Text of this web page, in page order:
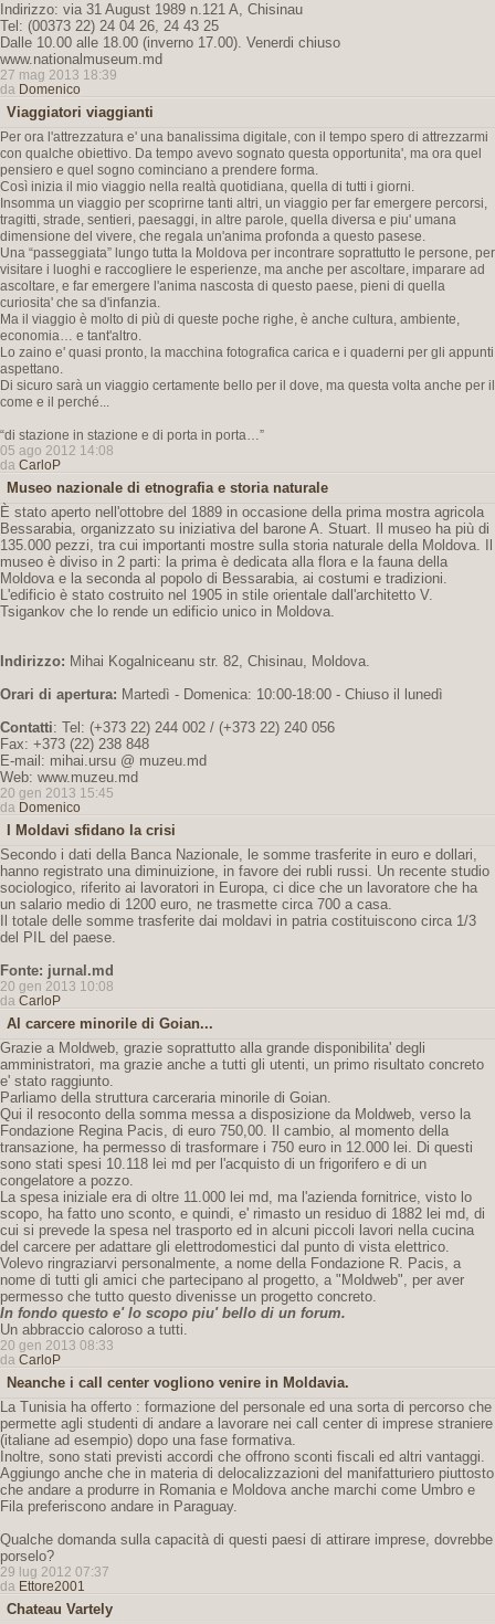
Indirizzo: via 31 August 1989 n.121 A, Chisinau
Tel: (00373 22) 24 04 26, 24 43 25
Dalle 10.00 alle 18.00 (inverno 17.00). Venerdi chiuso
www.nationalmuseum.md
27 mag 2013 18:39
da Domenico
Viaggiatori viaggianti
Per ora l'attrezzatura e' una banalissima digitale, con il tempo spero di attrezzarmi
con qualche obiettivo. Da tempo avevo sognato questa opportunita', ma ora quel
pensiero e quel sogno cominciano a prendere forma.
Così inizia il mio viaggio nella realtà quotidiana, quella di tutti i giorni.
Insomma un viaggio per scoprirne tanti altri, un viaggio per far emergere percorsi,
tragitti, strade, sentieri, paesaggi, in altre parole, quella diversa e piu' umana
dimensione del vivere, che regala un'anima profonda a questo pasese.
Una “passeggiata” lungo tutta la Moldova per incontrare soprattutto le persone, per
visitare i luoghi e raccogliere le esperienze, ma anche per ascoltare, imparare ad
ascoltare, e far emergere l'anima nascosta di questo paese, pieni di quella
curiosita' che sa d'infanzia.
Ma il viaggio è molto di più di queste poche righe, è anche cultura, ambiente,
economia… e tant'altro.
Lo zaino e' quasi pronto, la macchina fotografica carica e i quaderni per gli appunti
aspettano.
Di sicuro sarà un viaggio certamente bello per il dove, ma questa volta anche per il
come e il perché...
“di stazione in stazione e di porta in porta…”
05 ago 2012 14:08
da CarloP
Museo nazionale di etnografia e storia naturale
È stato aperto nell'ottobre del 1889 in occasione della prima mostra agricola
Bessarabia, organizzato su iniziativa del barone A. Stuart. Il museo ha più di
135.000 pezzi, tra cui importanti mostre sulla storia naturale della Moldova. Il
museo è diviso in 2 parti: la prima è dedicata alla flora e la fauna della
Moldova e la seconda al popolo di Bessarabia, ai costumi e tradizioni.
L'edificio è stato costruito nel 1905 in stile orientale dall'architetto V.
Tsigankov che lo rende un edificio unico in Moldova.
Indirizzo: Mihai Kogalniceanu str. 82, Chisinau, Moldova.
Orari di apertura: Martedì - Domenica: 10:00-18:00 - Chiuso il lunedì
Contatti: Tel: (+373 22) 244 002 / (+373 22) 240 056
Fax: +373 (22) 238 848
E-mail: mihai.ursu @ muzeu.md
Web: www.muzeu.md
20 gen 2013 15:45
da Domenico
I Moldavi sfidano la crisi
Secondo i dati della Banca Nazionale, le somme trasferite in euro e dollari,
hanno registrato una diminuizione, in favore dei rubli russi. Un recente studio
sociologico, riferito ai lavoratori in Europa, ci dice che un lavoratore che ha
un salario medio di 1200 euro, ne trasmette circa 700 a casa.
Il totale delle somme trasferite dai moldavi in patria costituiscono circa 1/3
del PIL del paese.
Fonte: jurnal.md
20 gen 2013 10:08
da CarloP
Al carcere minorile di Goian...
Grazie a Moldweb, grazie soprattutto alla grande disponibilita' degli
amministratori, ma grazie anche a tutti gli utenti, un primo risultato concreto
e' stato raggiunto.
Parliamo della struttura carceraria minorile di Goian.
Qui il resoconto della somma messa a disposizione da Moldweb, verso la
Fondazione Regina Pacis, di euro 750,00. Il cambio, al momento della
transazione, ha permesso di trasformare i 750 euro in 12.000 lei. Di questi
sono stati spesi 10.118 lei md per l'acquisto di un frigorifero e di un
congelatore a pozzo.
La spesa iniziale era di oltre 11.000 lei md, ma l'azienda fornitrice, visto lo
scopo, ha fatto uno sconto, e quindi, e' rimasto un residuo di 1882 lei md, di
cui si prevede la spesa nel trasporto ed in alcuni piccoli lavori nella cucina
del carcere per adattare gli elettrodomestici dal punto di vista elettrico.
Volevo ringraziarvi personalmente, a nome della Fondazione R. Pacis, a
nome di tutti gli amici che partecipano al progetto, a "Moldweb", per aver
permesso che tutto questo divenisse un progetto concreto.
In fondo questo e' lo scopo piu' bello di un forum.
Un abbraccio caloroso a tutti.
20 gen 2013 08:33
da CarloP
Neanche i call center vogliono venire in Moldavia.
La Tunisia ha offerto : formazione del personale ed una sorta di percorso che
permette agli studenti di andare a lavorare nei call center di imprese straniere
(italiane ad esempio) dopo una fase formativa.
Inoltre, sono stati previsti accordi che offrono sconti fiscali ed altri vantaggi.
Aggiungo anche che in materia di delocalizzazioni del manifatturiero piuttosto
che andare a produrre in Romania e Moldova anche marchi come Umbro e
Fila preferiscono andare in Paraguay.
Qualche domanda sulla capacità di questi paesi di attirare imprese, dovrebbe
porselo?
29 lug 2012 07:37
da Ettore2001
Chateau Vartely